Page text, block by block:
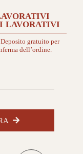
LAVORATIVI
Deposito gratuito per
dell’ordine.